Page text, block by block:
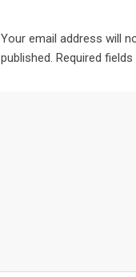
Your email address will
published. Required